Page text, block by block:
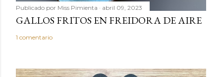
r
i
o
Publicado por Miss Pimienta abril 09, 2023
GALLOS FRITOS EN FREIDORA DE AIRE
1 comentario